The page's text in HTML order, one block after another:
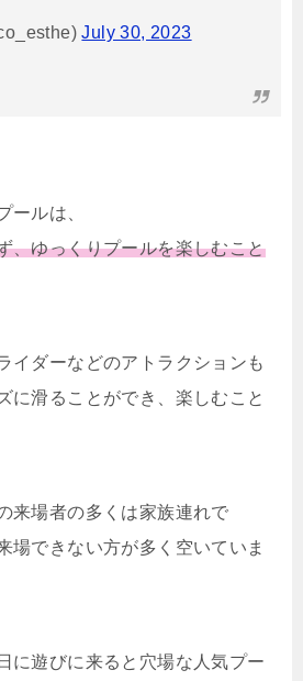
July 30, 2023
ールは、
、ゆっくりプールを楽しむこと
イダーなどのアトラクションも
に滑ることができ、楽しむこと
来場者の多くは家族連れで
場できない方が多く空いていま
に遊びに来ると穴場な人気プー